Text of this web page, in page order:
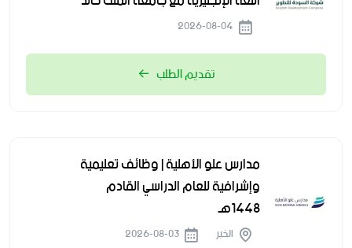
تقديم الطلب
مدارس علو الأهلية | وظائف تعليمية
وإشرافية للعام الدراسي القادم
1448هـ
الخبر